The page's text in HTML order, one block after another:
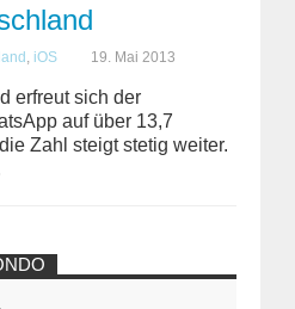
iOS 19. Mai 2013
erfreut sich der
auf über 13,7
Zahl steigt stetig weiter.